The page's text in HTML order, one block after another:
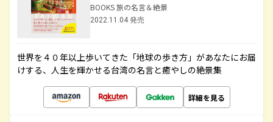
BOOKS 旅の名言＆絶景
2022.11.04 発売
世界を４０年以上歩いてきた「地球の歩き方」があなたにお届
けする、人生を輝かせる台湾の名言と癒やしの絶景集
詳細を見る